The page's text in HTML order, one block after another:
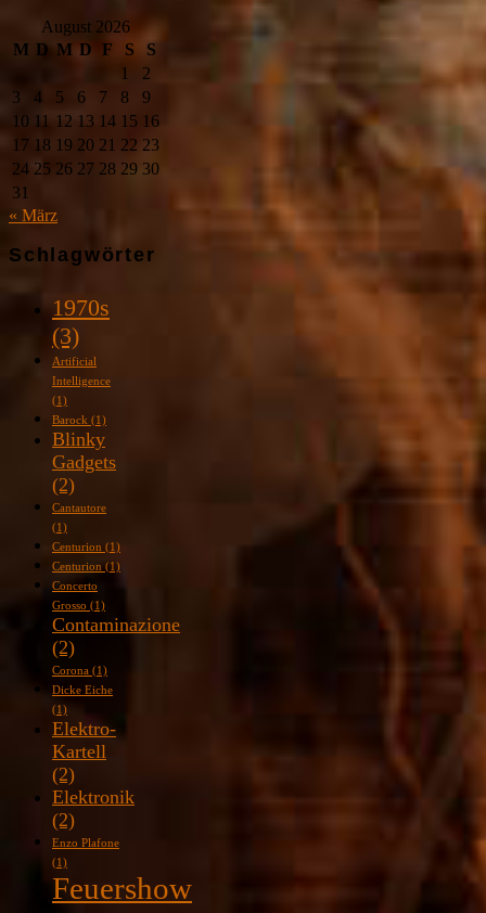
August 2026
M D M D F S
S
1
2
3
4 5 6 7 8
9
10 11 12 13 14 15 16
17 18 19 20 21 22 23
24 25 26 27 28 29 30
31
« März
Schlagwörter
1970s
(3)
Artificial
Intelligence
(1)
Barock (1)
Blinky
Gadgets
(2)
Cantautore
(1)
Centurion (1)
Centurion (1)
Concerto
Grosso (1)
Contaminazione
(2)
Corona (1)
Dicke Eiche
(1)
Elektro-
Kartell
(2)
Elektronik
(2)
Enzo Plafone
(1)
Feuershow